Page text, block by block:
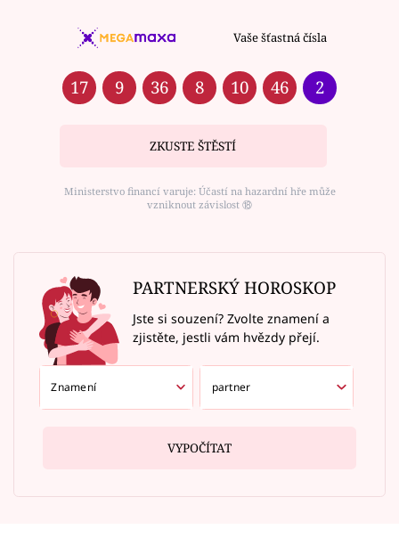
Vaše šťastná čísla
17 9 36 8 10 46 2
ZKUSTE ŠTĚSTÍ
Ministerstvo financí varuje: Účastí na hazardní hře může
vzniknout závislost ⑱
PARTNERSKÝ HOROSKOP
Jste si souzení? Zvolte znamení a
zjistěte, jestli vám hvězdy přejí.
VYPOČÍTAT